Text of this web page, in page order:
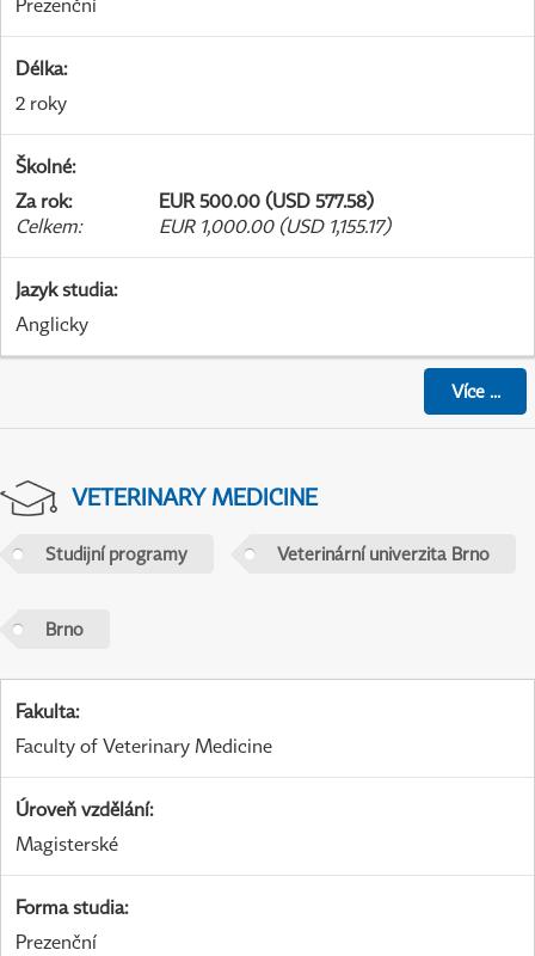
Prezenční
Délka:
2 roky
Školné:
Za rok:
EUR 500.00 (USD 577.58)
Celkem: EUR 1,000.00 (USD 1,155.17)
Jazyk studia:
Anglicky
Více...
VETERINARY MEDICINE
Studijní programy Veterinární univerzita Brno
Brno
Fakulta:
Faculty of Veterinary Medicine
Úroveň vzdělání:
Magisterské
Forma studia:
Prezenční